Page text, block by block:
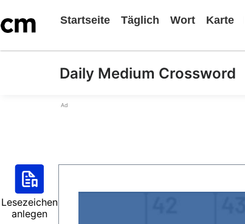
Startseite Täglich Wort Karte
Daily Medium Crossword
Ad
Lesezeichen
anlegen